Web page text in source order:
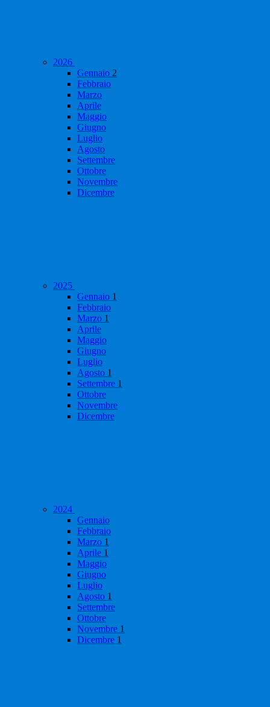
2026
Gennaio 2
Febbraio
Marzo
Aprile
Maggio
Giugno
Luglio
Agosto
Settembre
Ottobre
Novembre
Dicembre
2025
Gennaio 1
Febbraio
Marzo 1
Aprile
Maggio
Giugno
Luglio
Agosto 1
Settembre 1
Ottobre
Novembre
Dicembre
2024
Gennaio
Febbraio
Marzo 1
Aprile 1
Maggio
Giugno
Luglio
Agosto 1
Settembre
Ottobre
Novembre 1
Dicembre 1